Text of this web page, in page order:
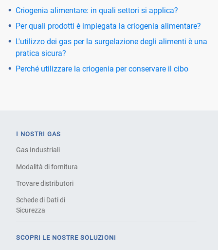
Criogenia alimentare: in quali settori si applica?
Per quali prodotti è impiegata la criogenia alimentare?
L'utilizzo dei gas per la surgelazione degli alimenti è una
pratica sicura?
Perché utilizzare la criogenia per conservare il cibo
I NOSTRI GAS
Gas Industriali
Modalità di fornitura
Trovare distributori
Schede di Dati di
Sicurezza
SCOPRI LE NOSTRE SOLUZIONI